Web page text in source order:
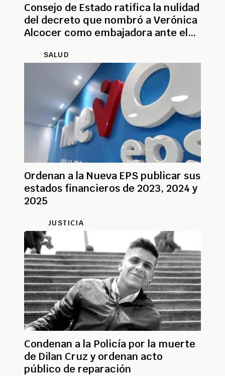
Consejo de Estado ratifica la nulidad
del decreto que nombró a Verónica
Alcocer como embajadora ante el
SALUD
Ordenan a la Nueva EPS publicar sus
estados financieros de 2023, 2024 y
2025
JUSTICIA
Condenan a la Policía por la muerte
de Dilan Cruz y ordenan acto
público de reparación